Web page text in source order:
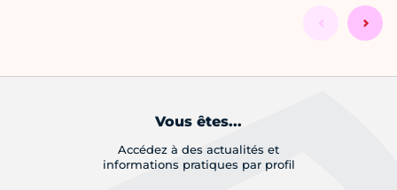
Vous êtes...
Accédez à des actualités et
informations pratiques par profil